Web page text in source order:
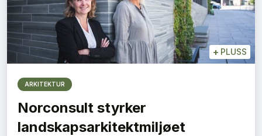
+ PLUSS
ARKITEKTUR
Norconsult styrker
landskapsarkitektmiljøet